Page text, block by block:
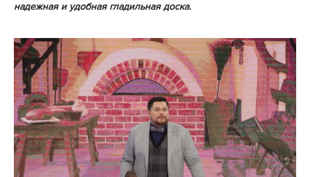
надежная и удобная гладильная доска.